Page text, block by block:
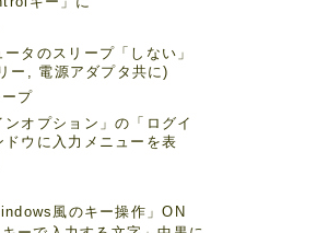
ータのスリープ「しない」
ー, 電源アダプタ共に)
プ
ンオプション」の「ログイ
ドウに入力メニューを表
風のキー操作」ON